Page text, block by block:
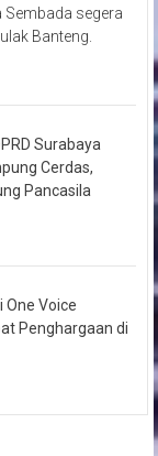
Sembada segera
Banteng.
Surabaya
Cerdas,
Pancasila
One Voice
Penghargaan di